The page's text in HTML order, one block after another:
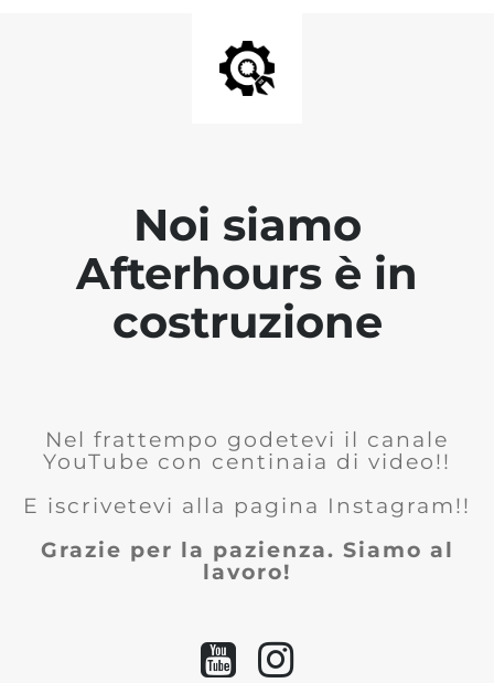
Noi siamo
Afterhours è in
costruzione
Nel frattempo godetevi il canale
YouTube con centinaia di video!!
E iscrivetevi alla pagina Instagram!!
Grazie per la pazienza. Siamo al
lavoro!